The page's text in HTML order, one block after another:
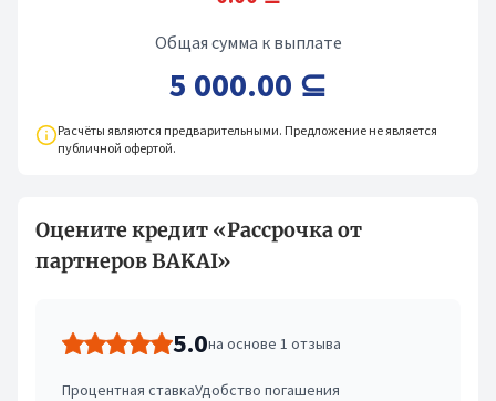
Общая сумма к выплате
5 000.00 ⊆
Расчёты являются предварительными. Предложение не является
публичной офертой.
Оцените кредит «Рассрочка от
партнеров BAKAI»
5.0на основе 1 отзыва
Процентная ставкаУдобство погашения